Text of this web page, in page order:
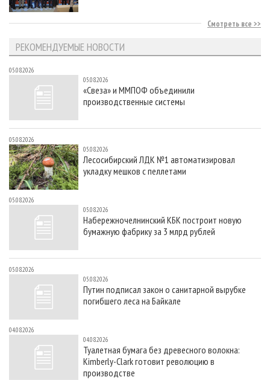
Смотреть все
РЕКОМЕНДУЕМЫЕ НОВОСТИ
05.08.2026
05.08.2026
«Свеза» и ММПОФ объединили
производственные системы
05.08.2026
05.08.2026
Лесосибирский ЛДК №1 автоматизировал
укладку мешков с пеллетами
05.08.2026
05.08.2026
Набережночелнинский КБК построит новую
бумажную фабрику за 3 млрд рублей
05.08.2026
05.08.2026
Путин подписал закон о санитарной вырубке
погибшего леса на Байкале
04.08.2026
04.08.2026
Туалетная бумага без древесного волокна:
Kimberly-Clark готовит революцию в
производстве